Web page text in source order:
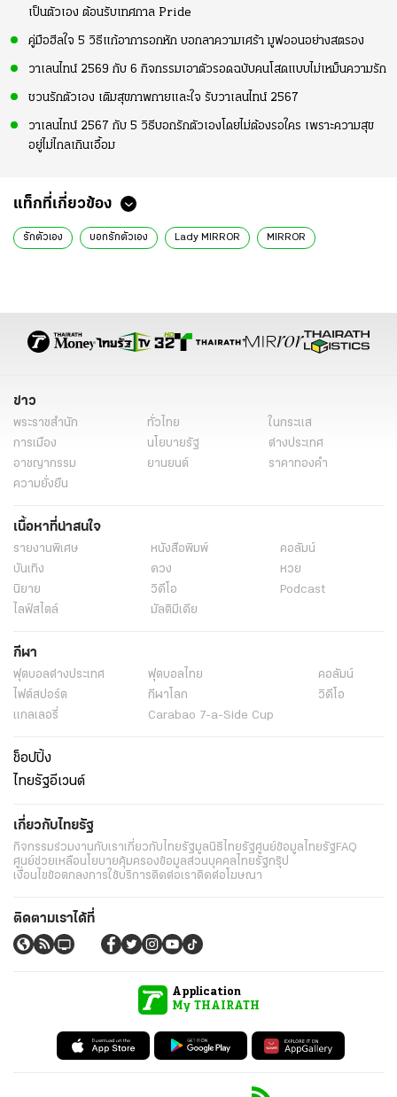
เป็นตัวเอง ต้อนรับเทศกาล Pride
คู่มือฮีลใจ 5 วิธีแก้อาการอกหัก บอกลาความเศร้า มูฟออนอย่างสตรอง
วาเลนไทน์ 2569 กับ 6 กิจกรรมเอาตัวรอดฉบับคนโสดแบบไม่เหม็นความรัก
ชวนรักตัวเอง เติมสุขภาพกายและใจ รับวาเลนไทน์ 2567
วาเลนไทน์ 2567 กับ 5 วิธีบอกรักตัวเองโดยไม่ต้องรอใคร เพราะความสุข
อยู่ไม่ไกลเกินเอื้อม
แท็กที่เกี่ยวข้อง
รักตัวเอง บอกรักตัวเอง Lady MIRROR MIRROR
ข่าว
พระราชสำนัก ทั่วไทย
ในกระแส
การเมือง
นโยบายรัฐ
ต่างประเทศ
อาชญากรรม
ยานยนต์
ราคาทองคำ
ความยั่งยืน
เนื้อหาที่น่าสนใจ
รายงานพิเศษ หนังสือพิมพ์
คอลัมน์
บันเทิง
ดวง
หวย
นิยาย
วิดีโอ
Podcast
ไลฟ์สไตล์
มัลติมีเดีย
กีฬา
ฟุตบอลต่่างประเทศ ฟุตบอลไทย
คอลัมน์
ไฟต์สปอร์ต
กีฬาโลก
วิดีโอ
แกลเลอรี่
Carabao 7-a-Side Cup
ช็อปปิ้ง
ไทยรัฐอีเวนต์
เกี่ยวกับไทยรัฐ
กิจกรรมร่วมงานกับเราเกี่ยวกับไทยรัฐมูลนิธิไทยรัฐศูนย์ข้อมูลไทยรัฐFAQ
ศูนย์ช่วยเหลือนโยบายคุ้มครองข้อมูลส่วนบุคคลไทยรัฐกรุ๊ป
เงื่อนไขข้อตกลงการใช้บริการติดต่อเราติดต่อโฆษณา
ติดตามเราได้ที่
Application
My THAIRATH